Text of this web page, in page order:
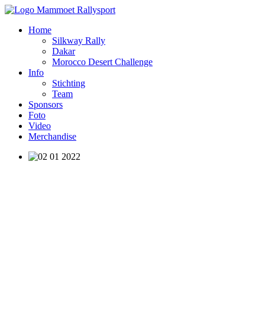
Home
Silkway Rally
Dakar
Morocco Desert Challenge
Info
Stichting
Team
Sponsors
Foto
Video
Merchandise